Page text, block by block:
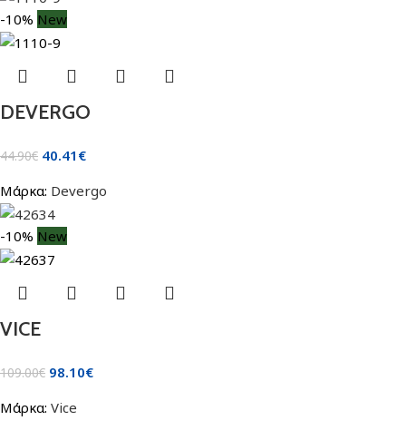
-10% New
DEVERGO
44.90€ 40.41 €
Μάρκα: Devergo
-10% New
VICE
109.00€ 98.10€
Μάρκα: Vice